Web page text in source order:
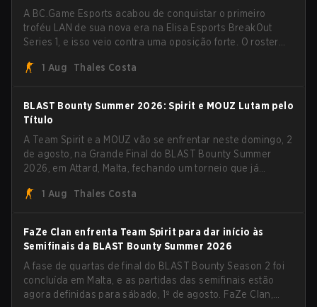
A BC.Game Esports acabou de conquistar o primeiro
troféu LAN de sua nova era na Elisa Esports BreakOut
Series 1, e isso veio contra uma oposição forte. O roster
campanha com cinco vitórias seguidas e uma varrida
1 Aug Thales Costa
BLAST Bounty Summer 2026: Spirit e MOUZ Lutam pelo
Título
A Team Spirit e a MOUZ vão se enfrentar neste domingo, 2
de agosto, na Grande Final do BLAST Bounty Summer
2026, em Attard, Malta, fechando um torneio que já
1 Aug
Thales Costa
FaZe Clan enfrenta Team Spirit para dar início às
Semifinais da BLAST Bounty Summer 2026
A fase de quartas de final do BLAST Bounty Season 2 foi
concluída em Malta, e as partidas das semifinais estão
agora definidas para sábado, 1º de agosto. FaZe Clan,